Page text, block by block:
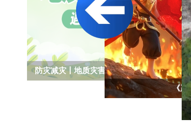
防灾减灾丨地质灾害应急指南——遇到滑坡
《